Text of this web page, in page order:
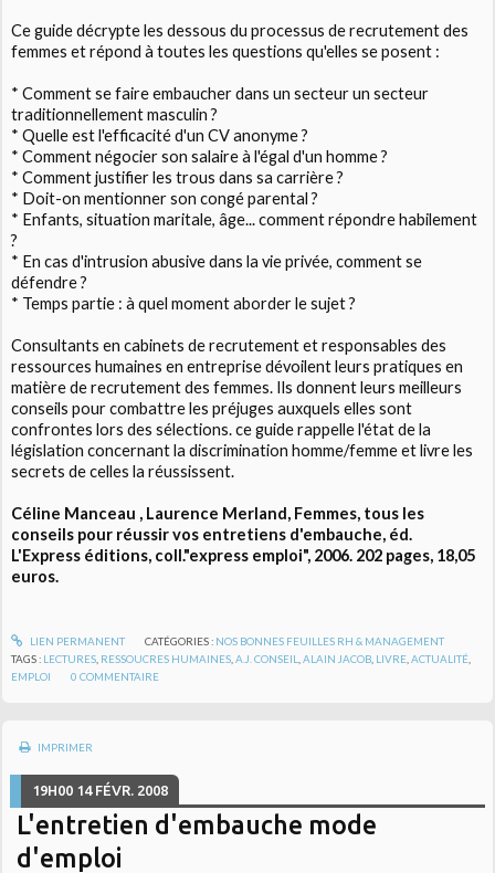
Ce guide décrypte les dessous du processus de recrutement des
femmes et répond à toutes les questions qu'elles se posent :
* Comment se faire embaucher dans un secteur un secteur
traditionnellement masculin ?
* Quelle est l'efficacité d'un CV anonyme ?
* Comment négocier son salaire à l'égal d'un homme ?
* Comment justifier les trous dans sa carrière ?
* Doit-on mentionner son congé parental ?
* Enfants, situation maritale, âge... comment répondre habilement
?
* En cas d'intrusion abusive dans la vie privée, comment se
défendre ?
* Temps partie : à quel moment aborder le sujet ?
Consultants en cabinets de recrutement et responsables des
ressources humaines en entreprise dévoilent leurs pratiques en
matière de recrutement des femmes. Ils donnent leurs meilleurs
conseils pour combattre les préjuges auxquels elles sont
confrontes lors des sélections. ce guide rappelle l'état de la
législation concernant la discrimination homme/femme et livre les
secrets de celles la réussissent.
Céline Manceau , Laurence Merland, Femmes, tous les
conseils pour réussir vos entretiens d'embauche, éd.
L'Express éditions, coll."express emploi", 2006. 202 pages, 18,05
euros.
LIEN PERMANENT CATÉGORIES : NOS BONNES FEUILLES RH & MANAGEMENT
TAGS : LECTURES RESSOUCRES HUMAINES ,A.J. CONSEIL ,ALAIN JACOB LIVRE ,ACTUALITÉ
EMPLOI
0 COMMENTAIRE
IMPRIMER
19H00 14 FÉVR. 2008
L'entretien d'embauche mode
d'emploi